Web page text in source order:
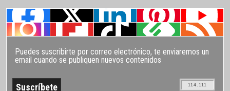
Puedes suscribirte por correo electrónico, te enviaremos un
email cuando se publiquen nuevos contenidos
114.111